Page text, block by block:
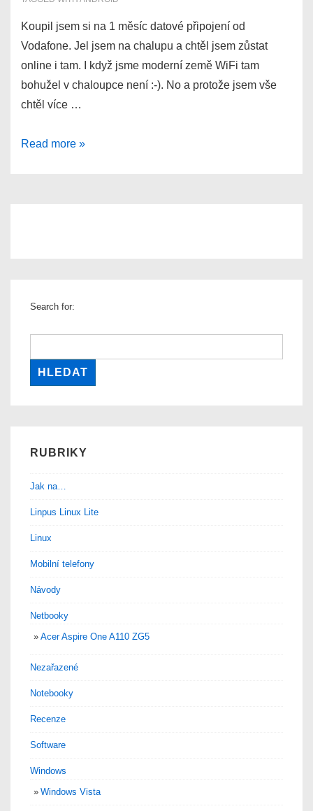
Koupil jsem si na 1 měsíc datové připojení od
Vodafone. Jel jsem na chalupu a chtěl jsem zůstat
online i tam. I když jsme moderní země WiFi tam
bohužel v chaloupce není :-). No a protože jsem vše
chtěl více …
Stahování
Read more »
Search for:
RUBRIKY
Jak na…
Linpus Linux Lite
Linux
Mobilní telefony
Návody
Netbooky
Acer Aspire One A110 ZG5
Nezařazené
Notebooky
Recenze
Software
Windows
Windows Vista